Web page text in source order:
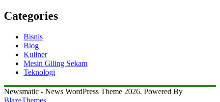
Categories
Bisnis
Blog
Kuliner
Mesin Giling Sekam
Teknologi
Newsmatic - News WordPress Theme 2026. Powered By